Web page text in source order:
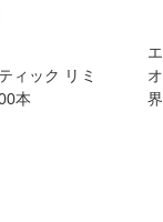
ィック リミ
本